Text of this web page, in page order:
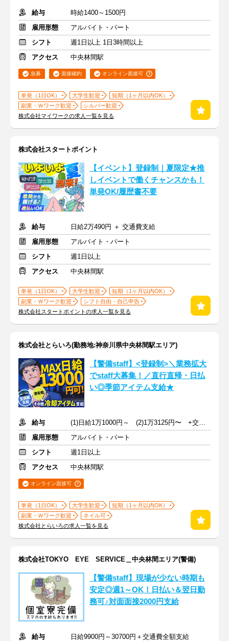
給与
時給1400～1500円
雇用形態
アルバイト・パート
シフト
週1日以上 1日3時間以上
アクセス
中央林間駅
急募 面接確約 オンライン面接可
単発（1日OK） 大学生歓迎
短期（1ヶ月以内OK）
副業・Ｗワーク歓迎
シルバー歓迎
株式会社マイワークの求人一覧を見る
株式会社スタートポイント
【イベント】登録制｜夏限定★推
しイベントで働くチャンスかも！
単発OK/履歴書不要
給与
日給2万490円 ＋ 交通費支給
雇用形態
アルバイト・パート
シフト
週1日以上
アクセス
中央林間駅
単発（1日OK） 大学生歓迎
短期（1ヶ月以内OK）
副業・Ｗワーク歓迎
シフト自由・自己申告
株式会社スタートポイントの求人一覧を見る
株式会社とらいろ(勤務地:神奈川県中央林間駅エリア)
【警備staff】<登録制>＼業務拡大
でstaff大募集！／直行直帰・日払
い◎季節アイテム支給★
給与
(1)日給1万1000円～ (2)1万3125円〜 +交通費全額支給
雇用形態
アルバイト・パート
シフト
週1日以上
アクセス
中央林間駅
オンライン面接可
単発（1日OK） 大学生歓迎
短期（1ヶ月以内OK）
副業・Ｗワーク歓迎
ネイル可
株式会社とらいろの求人一覧を見る
株式会社TOKYO EYE SERVICE＿中央林間エリア(警備)
【警備staff】現場が少ない時期も
安定◎週1～OK！日払い＆翌日勤
務可♪対面面接2000円支給
給与
日給9900円～30700円＋交通費全額支給